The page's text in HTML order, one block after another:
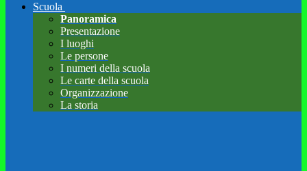
Scuola
Panoramica
Presentazione
I luoghi
Le persone
I numeri della scuola
Le carte della scuola
Organizzazione
La storia